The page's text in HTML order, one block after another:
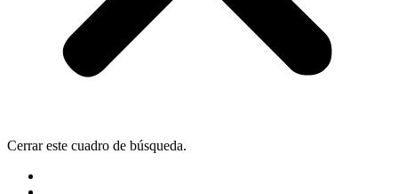
Cerrar este cuadro de búsqueda.